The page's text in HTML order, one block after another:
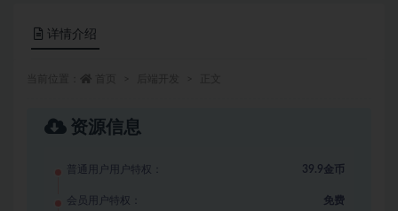
详情介绍
资源信息
普通用户用户特权： 39.9金币
会员用户特权： 免费